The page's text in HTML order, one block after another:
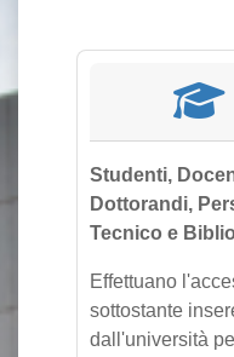
Studenti,
Dottorandi,
Tecnico e
Effettuano
sottostante
dall'università